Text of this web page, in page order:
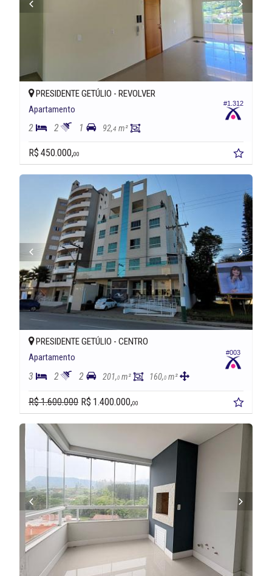
#1.312
PRESIDENTE GETÚLIO - REVOLVER
Apartamento
2 2 1 92,4 m²
R$ 450.000,00
#003
PRESIDENTE GETÚLIO - CENTRO
Apartamento
3 2 2 201,0 m² 160,0 m²
R$ 1.600.000 R$ 1.400.000,00